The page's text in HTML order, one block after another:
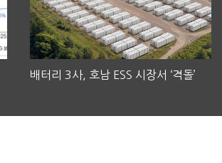
배터리 3사, 호남 ESS 시장서 ‘격돌’